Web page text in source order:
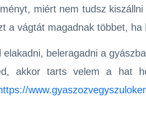
miért nem tudsz
a vágtát magadnak többet, ha
elakadni, beleragadni a
akkor tarts velem a hat